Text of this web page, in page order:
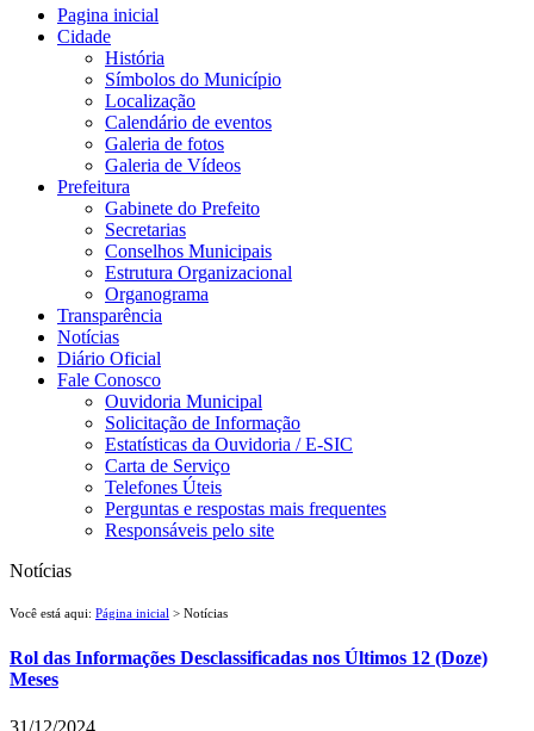
Pagina inicial
Cidade
História
Símbolos do Município
Localização
Calendário de eventos
Galeria de fotos
Galeria de Vídeos
Prefeitura
Gabinete do Prefeito
Secretarias
Conselhos Municipais
Estrutura Organizacional
Organograma
Transparência
Notícias
Diário Oficial
Fale Conosco
Ouvidoria Municipal
Solicitação de Informação
Estatísticas da Ouvidoria / E-SIC
Carta de Serviço
Telefones Úteis
Perguntas e respostas mais frequentes
Responsáveis pelo site
Notícias
Você está aqui: Página inicial > Notícias
Rol das Informações Desclassificadas nos Últimos 12 (Doze)
Meses
31/12/2024